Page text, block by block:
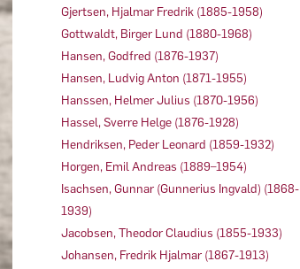
Gjertsen, Hjalmar Fredrik (1885-1958)
Gottwaldt, Birger Lund (1880-1968)
Hansen, Godfred (1876-1937)
Hansen, Ludvig Anton (1871-1955)
Hanssen, Helmer Julius (1870-1956)
Hassel, Sverre Helge (1876-1928)
Hendriksen, Peder Leonard (1859-1932)
Horgen, Emil Andreas (1889–1954)
Isachsen, Gunnar (Gunnerius Ingvald) (1868-
1939)
Jacobsen, Theodor Claudius (1855-1933)
Johansen, Fredrik Hjalmar (1867-1913)